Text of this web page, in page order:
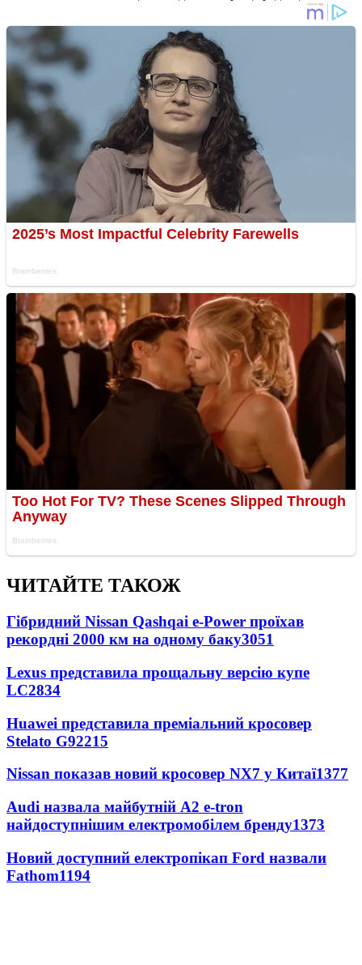
ЧИТАЙТЕ ТАКОЖ
Гібридний Nissan Qashqai e-Power проїхав
рекордні 2000 км на одному баку3051
Lexus представила прощальну версію купе
LC2834
Huawei представила преміальний кросовер
Stelato G92215
Nissan показав новий кросовер NX7 у Китаї1377
Audi назвала майбутній A2 e-tron
найдоступнішим електромобілем бренду1373
Новий доступний електропікап Ford назвали
Fathom1194